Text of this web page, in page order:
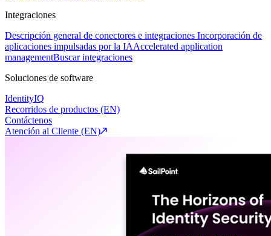
Integraciones
Descripción general de conectores e integraciones Incorporación de
aplicaciones impulsadas por la IAAccelerated application
managementBuscar integraciones
Soluciones de software
IdentityIQ
Recorridos de productos (EN)
Contáctenos
Atención al Cliente (EN)